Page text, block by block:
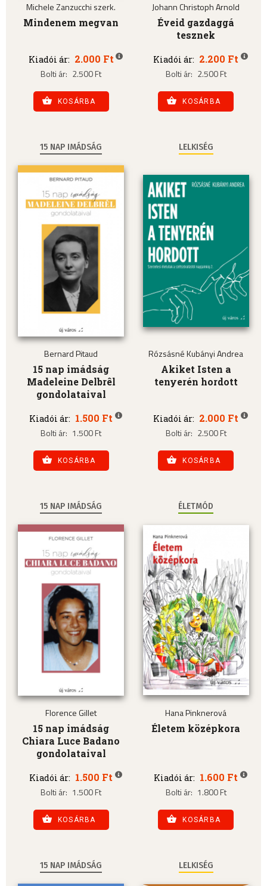
Michele Zanzucchi szerk.
Mindenem megvan
Kiadói ár: 2.000 Ft
Bolti ár: 2.500 Ft
KOSÁRBA
Johann Christoph Arnold
Éveid gazdaggá
tesznek
Kiadói ár: 2.200 Ft
Bolti ár: 2.500 Ft
KOSÁRBA
15 NAP IMÁDSÁG
Bernard Pitaud
15 nap imádság
Madeleine Delbrêl
gondolataival
Kiadói ár: 1.500 Ft
Bolti ár: 1.500 Ft
KOSÁRBA
LELKISÉG
Rózsásné Kubányi Andrea
Akiket Isten a
tenyerén hordott
Kiadói ár: 2.000 Ft
Bolti ár: 2.500 Ft
KOSÁRBA
15 NAP IMÁDSÁG
Florence Gillet
15 nap imádság
Chiara Luce Badano
gondolataival
Kiadói ár: 1.500 Ft
Bolti ár: 1.500 Ft
KOSÁRBA
ÉLETMÓD
Hana Pinknerová
Életem középkora
Kiadói ár: 1.600 Ft
Bolti ár: 1.800 Ft
KOSÁRBA
15 NAP IMÁDSÁG LELKISÉG